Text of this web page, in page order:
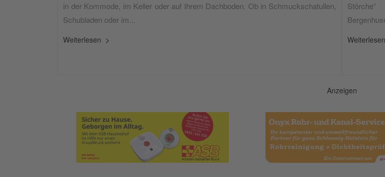
in der Kommode, im Keller oder auf Ihrem Dachboden. Ob in Schmuckschatullen,
Schubladen oder im...
Weiterlesen Weiterlesen
Anzeigen